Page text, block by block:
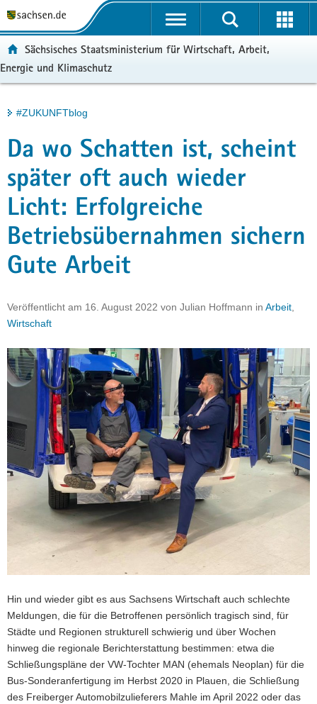
t
a
l
e
r
r
f
n
v
i
g
o
n
u
p
t
h
a
t
e
r
v
e
Portalübergreifende
Sächsisches Staatsministerium für Wirtschaft, Arbeit,
Energie und Klimaschutz
Hauptinhalt
#ZUKUNFTblog
Da wo Schatten ist, scheint
später oft auch wieder
Licht: Erfolgreiche
Betriebsübernahmen sichern
Gute Arbeit
Veröffentlicht am 16. August 2022 von Julian Hoffmann in Arbeit
Wirtschaft
Hin und wieder gibt es aus Sachsens Wirtschaft auch schlechte
Meldungen, die für die Betroffenen persönlich tragisch sind, für
Städte und Regionen strukturell schwierig und über Wochen
hinweg die regionale Berichterstattung bestimmen: etwa die
Schließungspläne der VW-Tochter MAN (ehemals Neoplan) für die
Bus-Sonderanfertigung im Herbst 2020 in Plauen, die Schließung
des Freiberger Automobilzulieferers Mahle im April 2022 oder das